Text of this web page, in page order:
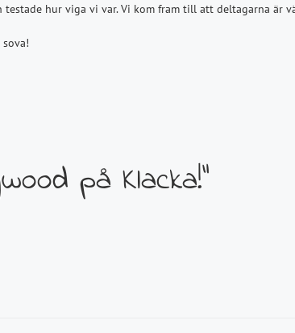
hur viga vi var. Vi kom fram till att deltagarna är
på Klacka!”